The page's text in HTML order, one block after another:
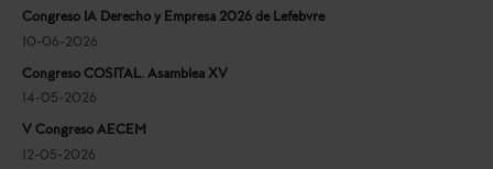
Congreso IA Derecho y Empresa 2026 de Lefebvre
10-06-2026
Congreso COSITAL. Asamblea XV
14-05-2026
V Congreso AECEM
12-05-2026